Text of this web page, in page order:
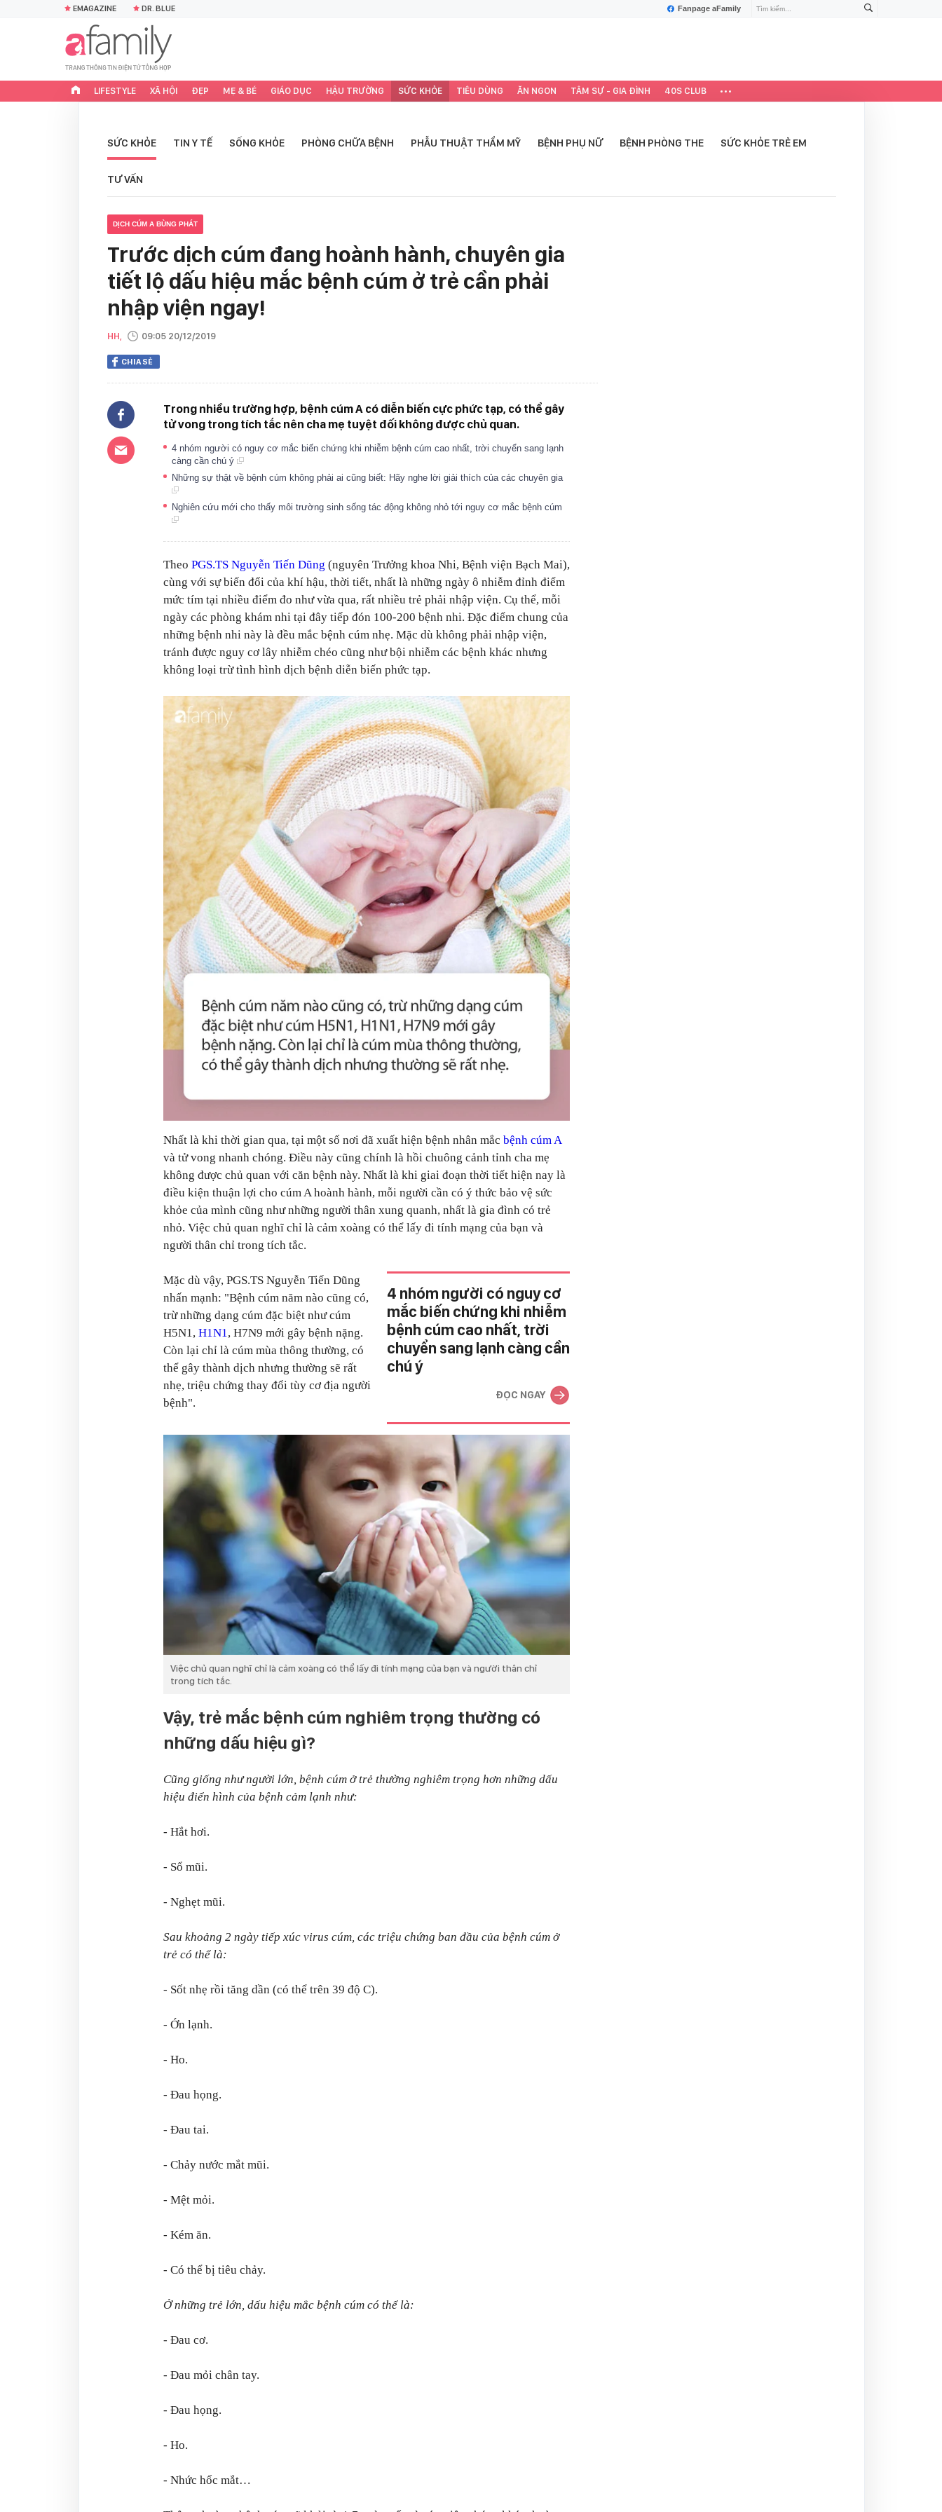
Fanpage aFamily
EMAGAZINE DR. BLUE
LIFESTYLE XÃ HỘI ĐẸP MẸ & BÉ GIÁO DỤC HẬU TRƯỜNG SỨC KHỎE TIÊU DÙNG ĂN NGON TÂM SỰ - GIA ĐÌNH 40S CLUB
SỨC KHỎE TIN Y TẾ SỐNG KHỎE PHÒNG CHỮA BỆNH PHẪU THUẬT THẨM MỸ BỆNH PHỤ NỮ BỆNH PHÒNG THE SỨC KHỎE TRẺ EM
TƯ VẤN
DỊCH CÚM A BÙNG PHÁT
Trước dịch cúm đang hoành hành, chuyên gia
tiết lộ dấu hiệu mắc bệnh cúm ở trẻ cần phải
nhập viện ngay!
HH, 09:05 20/12/2019
CHIA SẺ
Trong nhiều trường hợp, bệnh cúm A có diễn biến cực phức tạp, có thể gây
tử vong trong tích tắc nên cha mẹ tuyệt đối không được chủ quan.
4 nhóm người có nguy cơ mắc biến chứng khi nhiễm bệnh cúm cao nhất, trời chuyển sang lạnh
càng cần chú ý
Những sự thật về bệnh cúm không phải ai cũng biết: Hãy nghe lời giải thích của các chuyên gia
Nghiên cứu mới cho thấy môi trường sinh sống tác động không nhỏ tới nguy cơ mắc bệnh cúm
Theo PGS.TS Nguyễn Tiến Dũng (nguyên Trưởng khoa Nhi, Bệnh viện Bạch Mai),
cùng với sự biến đổi của khí hậu, thời tiết, nhất là những ngày ô nhiễm đỉnh điểm
mức tím tại nhiều điểm đo như vừa qua, rất nhiều trẻ phải nhập viện. Cụ thể, mỗi
ngày các phòng khám nhi tại đây tiếp đón 100-200 bệnh nhi. Đặc điểm chung của
những bệnh nhi này là đều mắc bệnh cúm nhẹ. Mặc dù không phải nhập viện,
tránh được nguy cơ lây nhiễm chéo cũng như bội nhiễm các bệnh khác nhưng
không loại trừ tình hình dịch bệnh diễn biến phức tạp.
Nhất là khi thời gian qua, tại một số nơi đã xuất hiện bệnh nhân mắc bệnh cúm A
và tử vong nhanh chóng. Điều này cũng chính là hồi chuông cảnh tỉnh cha mẹ
không được chủ quan với căn bệnh này. Nhất là khi giai đoạn thời tiết hiện nay là
điều kiện thuận lợi cho cúm A hoành hành, mỗi người cần có ý thức bảo vệ sức
khỏe của mình cũng như những người thân xung quanh, nhất là gia đình có trẻ
nhỏ. Việc chủ quan nghĩ chỉ là cảm xoàng có thể lấy đi tính mạng của bạn và
người thân chỉ trong tích tắc.
4 nhóm người có nguy cơ
mắc biến chứng khi nhiễm
bệnh cúm cao nhất, trời
chuyển sang lạnh càng cần
chú ý
ĐỌC NGAY
Mặc dù vậy, PGS.TS Nguyễn Tiến Dũng
nhấn mạnh: "Bệnh cúm năm nào cũng có,
trừ những dạng cúm đặc biệt như cúm
H5N1, H1N1, H7N9 mới gây bệnh nặng.
Còn lại chỉ là cúm mùa thông thường, có
thể gây thành dịch nhưng thường sẽ rất
nhẹ, triệu chứng thay đổi tùy cơ địa người
bệnh".
Việc chủ quan nghĩ chỉ là cảm xoàng có thể lấy đi tính mạng của bạn và người thân chỉ
trong tích tắc.
Vậy, trẻ mắc bệnh cúm nghiêm trọng thường có
những dấu hiệu gì?
Cũng giống như người lớn, bệnh cúm ở trẻ thường nghiêm trọng hơn những dấu
hiệu điển hình của bệnh cảm lạnh như:
- Hắt hơi.
- Sổ mũi.
- Nghẹt mũi.
Sau khoảng 2 ngày tiếp xúc virus cúm, các triệu chứng ban đầu của bệnh cúm ở
trẻ có thể là:
- Sốt nhẹ rồi tăng dần (có thể trên 39 độ C).
- Ớn lạnh.
- Ho.
- Đau họng.
- Đau tai.
- Chảy nước mắt mũi.
- Mệt mỏi.
- Kém ăn.
- Có thể bị tiêu chảy.
Ở những trẻ lớn, dấu hiệu mắc bệnh cúm có thể là:
- Đau cơ.
- Đau mỏi chân tay.
- Đau họng.
- Ho.
- Nhức hốc mắt…